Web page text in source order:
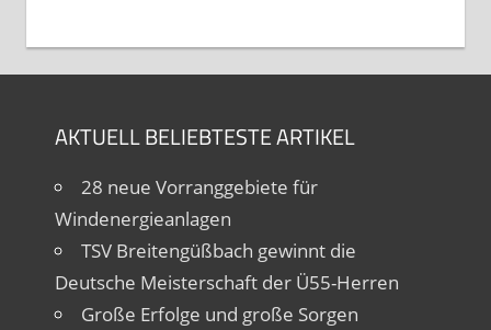
AKTUELL BELIEBTESTE ARTIKEL
28 neue Vorranggebiete für
Windenergieanlagen
TSV Breitengüßbach gewinnt die
Deutsche Meisterschaft der Ü55-Herren
Große Erfolge und große Sorgen